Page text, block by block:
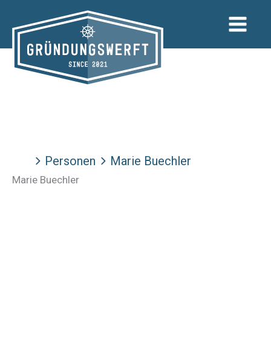
Inhalt
springen
Personen Marie Buechler
Marie Buechler